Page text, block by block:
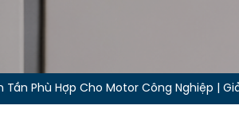
Tần Phù Hợp Cho Motor Công Nghiệp |